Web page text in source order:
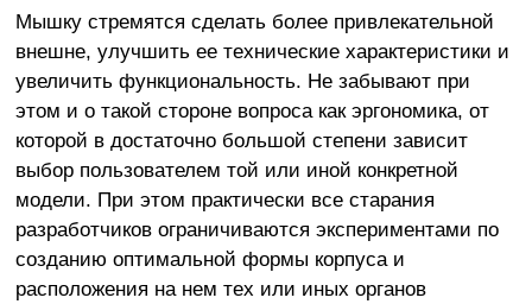
Мышку стремятся сделать более привлекательной
внешне, улучшить ее технические характеристики и
увеличить функциональность. Не забывают при
этом и о такой стороне вопроса как эргономика, от
которой в достаточно большой степени зависит
выбор пользователем той или иной конкретной
модели. При этом практически все старания
разработчиков ограничиваются экспериментами по
созданию оптимальной формы корпуса и
расположения на нем тех или иных органов